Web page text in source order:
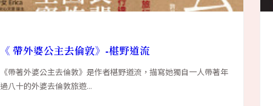
《 帶外婆公主去倫敦》-椹野道流
《帶著外婆公主去倫敦》是作者椹野道流，描寫她獨自一人帶著年
過八十的外婆去倫敦旅遊...